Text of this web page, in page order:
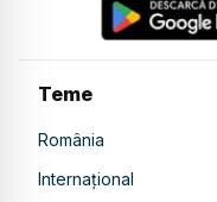
Teme
România
Internațional